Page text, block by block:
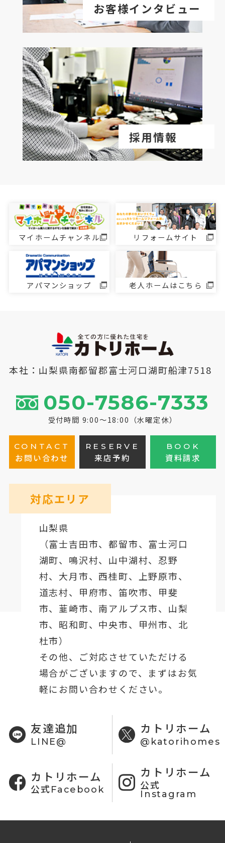
お客様インタビュー
採用情報
マイホームチャンネル リフォームサイト
アパマンショップ 老人ホームはこちら
本社：山梨県南都留郡富士河口湖町船津7518
050-7586-7333
受付時間 9:00～18:00（水曜定休）
CONTACT
お問い合わせ
RESERVE
来店予約
BOOK
資料請求
対応エリア
山梨県
（富士吉田市、都留市、 富士河口
湖町、鳴沢村、山中湖村、忍野
村、 大月市、西桂町、上野原市、
道志村、 甲府市、笛吹市、甲斐
市、韮崎市、南アルプス市、山梨
市、昭和町、中央市、甲州市、北
杜市）
その他、ご対応させていただける
場合がございますので、まずはお気
軽にお問い合わせください。
友達追加
LINE@
カトリホーム
@katorihomes
カトリホーム
公式Facebook
カトリホーム
公式
Instagram